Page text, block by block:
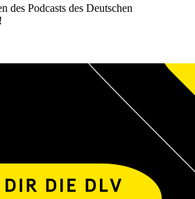
des Podcasts des Deutschen